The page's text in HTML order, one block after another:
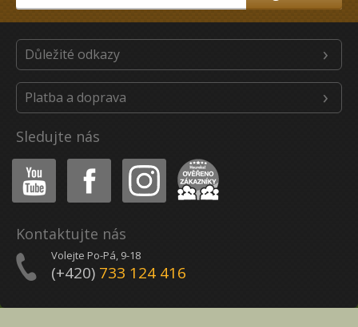
Důležité odkazy
Platba a doprava
Sledujte nás
Youtube Facebook Instagram Heureka
Kontaktujte nás
Volejte Po-Pá, 9-18
(+420) 733 124 416